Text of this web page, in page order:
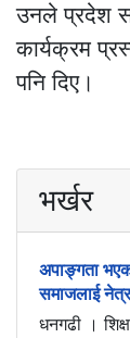
उनले प्रदेश
कार्यक्रम
पनि दिए।
भर्खर
अपाङ्गता
समाजलाई
धनगढी ।